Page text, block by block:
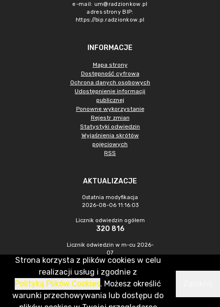
e-mail: um@radzionkow.pl
adres strony BIP:
https://bip.radzionkow.pl
INFORMACJE
Mapa strony
Dostępność cyfrowa
Ochrona danych osobowych
Udostępnienie informacji
publicznej
Ponowne wykorzystanie
Rejestr zmian
Statystyki odwiedzin
Wyjaśnienia skrótów
pojęciowych
RSS
AKTUALIZACJE
Ostatnia modyfikacja
2026-08-06 11:16:03
Licznik odwiedzin ogółem
320 816
Licznik odwiedzin w m-cu 2026-
07
875
CMS & Hosting: Nefeni Sp. z o.o.
Strona korzysta z plików cookies w celu
realizacji usług i zgodnie z
Polityką Plików Cookies. Możesz określić
warunki przechowywania lub dostępu do